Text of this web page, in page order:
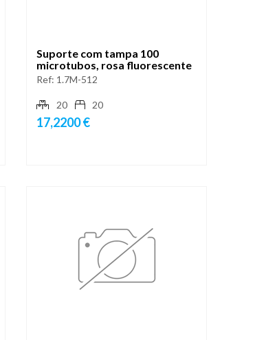
Suporte com tampa 100
microtubos, rosa fluorescente
Ref: 1.7M-512
20 20
17,2200 €